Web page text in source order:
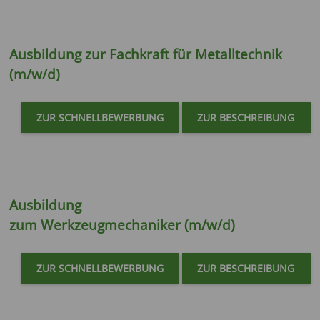
Ausbildung zur Fachkraft für Metalltechnik
(m/w/d)
ZUR SCHNELLBEWERBUNG ZUR BESCHREIBUNG
Ausbildung
zumWerkzeugmechaniker (m/w/d)
ZUR SCHNELLBEWERBUNG ZUR BESCHREIBUNG